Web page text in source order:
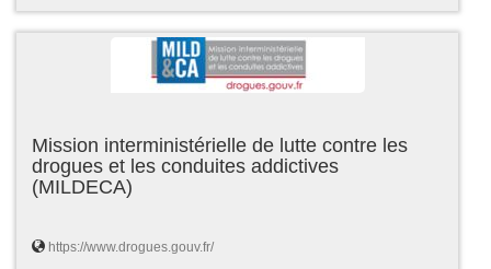
Mission interministérielle de lutte contre les
drogues et les conduites addictives
(MILDECA)
https://www.drogues.gouv.fr/